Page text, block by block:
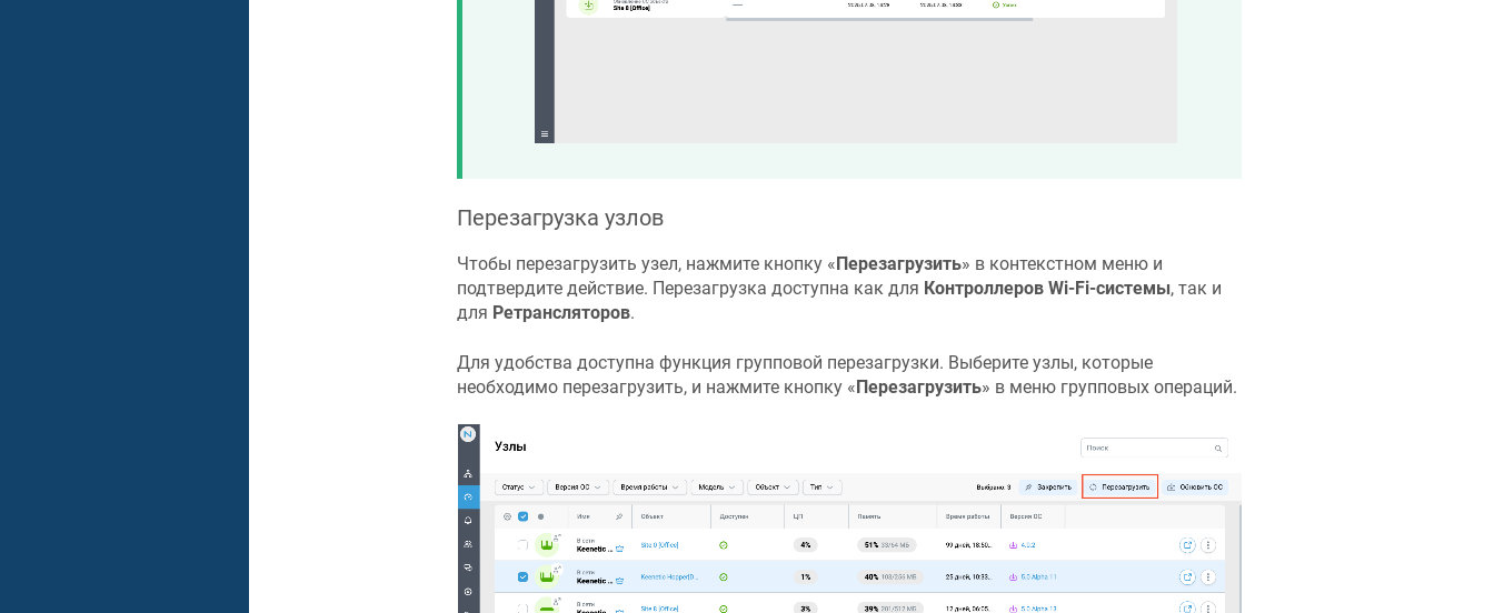
Перезагрузка узлов
Чтобы перезагрузить узел, нажмите кнопку « Перезагрузить» в контекстном меню и
подтвердите действие. Перезагрузка доступна как для Контроллеров Wi-Fi-системы, так и
для Ретрансляторов.
Для удобства доступна функция групповой перезагрузки. Выберите узлы, которые
необходимо перезагрузить, и нажмите кнопку «Перезагрузить» в меню групповых операций.